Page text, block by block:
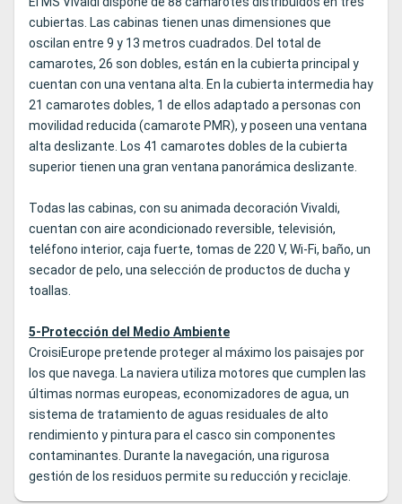
cubiertas. Las cabinas tienen unas dimensiones que
oscilan entre 9 y 13 metros cuadrados. Del total de
camarotes, 26 son dobles, están en la cubierta principal y
cuentan con una ventana alta. En la cubierta intermedia hay
21 camarotes dobles, 1 de ellos adaptado a personas con
movilidad reducida (camarote PMR), y poseen una ventana
alta deslizante. Los 41 camarotes dobles de la cubierta
superior tienen una gran ventana panorámica deslizante.
Todas las cabinas, con su animada decoración Vivaldi,
cuentan con aire acondicionado reversible, televisión,
teléfono interior, caja fuerte, tomas de 220 V, Wi-Fi, baño, un
secador de pelo, una selección de productos de ducha y
toallas.
5-Protección del Medio Ambiente
CroisiEurope pretende proteger al máximo los paisajes por
los que navega. La naviera utiliza motores que cumplen las
últimas normas europeas, economizadores de agua, un
sistema de tratamiento de aguas residuales de alto
rendimiento y pintura para el casco sin componentes
contaminantes. Durante la navegación, una rigurosa
gestión de los residuos permite su reducción y reciclaje.